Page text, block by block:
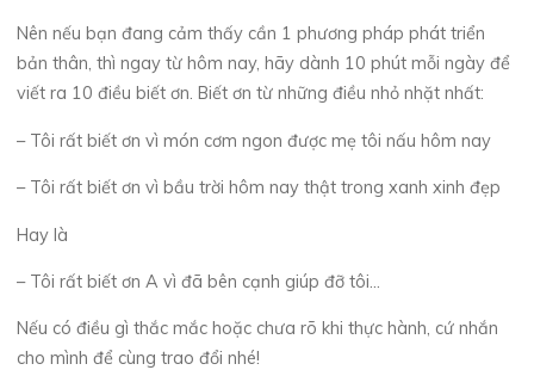
Nên nếu bạn đang cảm thấy cần 1 phương pháp phát triển
bản thân, thì ngay từ hôm nay, hãy dành 10 phút mỗi ngày để
viết ra 10 điều biết ơn. Biết ơn từ những điều nhỏ nhặt nhất:
– Tôi rất biết ơn vì món cơm ngon được mẹ tôi nấu hôm nay
– Tôi rất biết ơn vì bầu trời hôm nay thật trong xanh xinh đẹp
Hay là
– Tôi rất biết ơn A vì đã bên cạnh giúp đỡ tôi…
Nếu có điều gì thắc mắc hoặc chưa rõ khi thực hành, cứ nhắn
cho mình để cùng trao đổi nhé!